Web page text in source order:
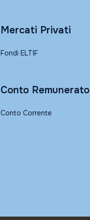
Mercati Privati
Fondi ELTIF
Conto Remunerato
Conto Corrente